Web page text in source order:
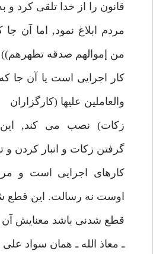
قانون را از خدا تلقى كرد و
مردم ابلاغ نمود, اما آن
من إموالهم صدقه تطهرهم))
كار اجرايى است يا آن جا
والعاملين عليها (كارگزاران
زكات) نصب مى كند,
گرفتن زكات و انبار كردن و
كارهاى اجرايى است و
اوست نه رسالت. اين قطع
قطع شدنى باشد معنايش
ـ معاذ الله ـ همان سواد